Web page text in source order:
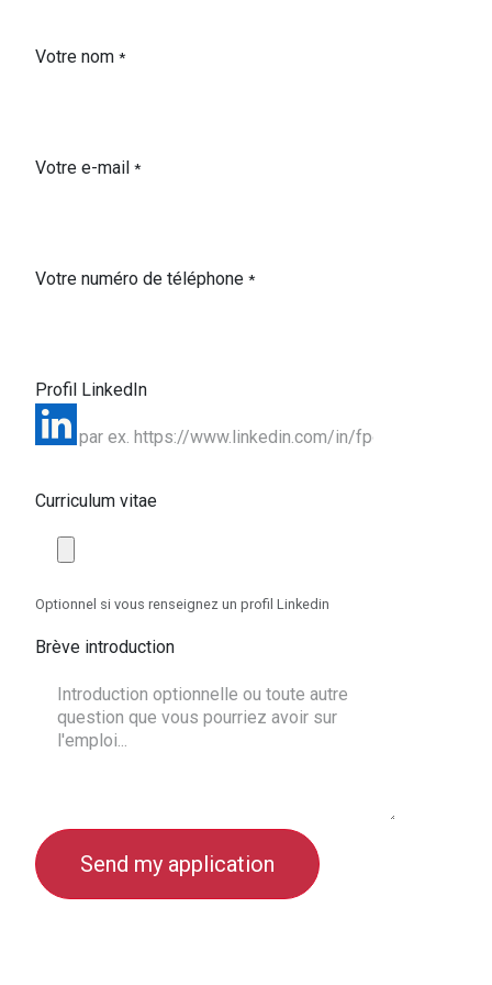
Votre nom *
Votre e-mail *
Votre numéro de téléphone *
Profil LinkedIn
Curriculum vitae
Optionnel si vous renseignez un profil Linkedin
Brève introduction
Send my application